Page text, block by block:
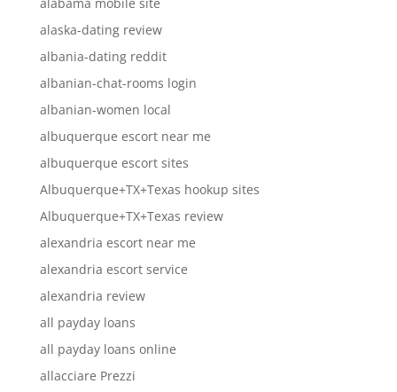
alaska-dating review
albania-dating reddit
albanian-chat-rooms login
albanian-women local
albuquerque escort near me
albuquerque escort sites
Albuquerque+TX+Texas hookup sites
Albuquerque+TX+Texas review
alexandria escort near me
alexandria escort service
alexandria review
all payday loans
all payday loans online
allacciare Prezzi